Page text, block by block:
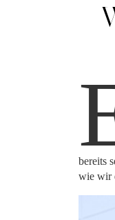
bereits
wie wir